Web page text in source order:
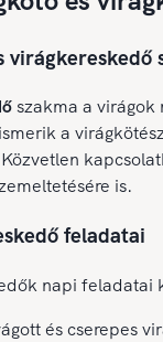
szakma a virágok
a
is.
feladatai
napi feladatai
és cserepes